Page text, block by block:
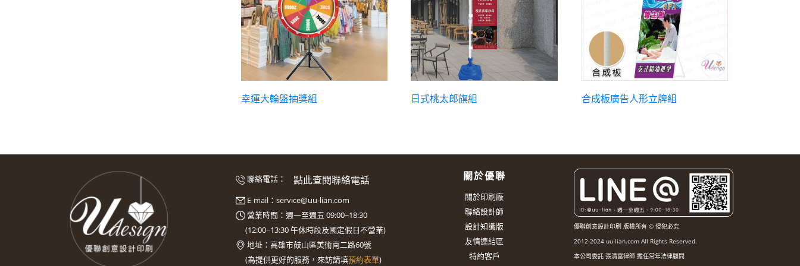
幸運大輪盤抽獎組 日式桃太郎旗組 合成板廣告人形立牌組
聯絡電話： 點此查閱聯絡電話
E-mail： service@uu-lian.com
營業時間：週一至週五 09:00~18:30
(12:00~13:30午休時段及國定假日不營業)
地址： 高雄市鼓山區美術南二路60號
(為提供更好的服務，來訪請填預約表單)
關於優聯
關於印刷廠
聯絡設計師
設計知識版
友情連結區
特約客戶
優聯創意設計印刷 版權所有 © 侵犯必究
2012-2024 uu-lian.com All Rights Reserved.
本公司委託 張清富律師 擔任常年法律顧問